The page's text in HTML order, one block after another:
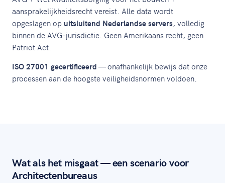
aansprakelijkheidsrecht vereist. Alle data wordt
opgeslagen op uitsluitend Nederlandse servers, volledig
binnen de AVG-jurisdictie. Geen Amerikaans recht, geen
Patriot Act.
ISO 27001 gecertificeerd— onafhankelijk bewijs dat onze
processen aan de hoogste veiligheidsnormen voldoen.
Wat als het misgaat — een scenario voor
Architectenbureaus